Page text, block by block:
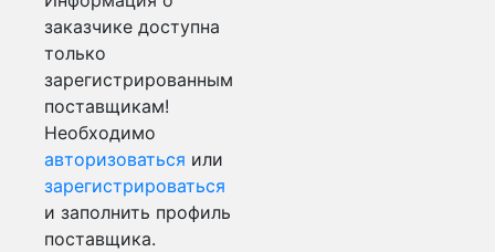
заказчике доступна
только
зарегистрированным
поставщикам!
Необходимо
авторизоваться или
зарегистрироваться
и заполнить профиль
поставщика.